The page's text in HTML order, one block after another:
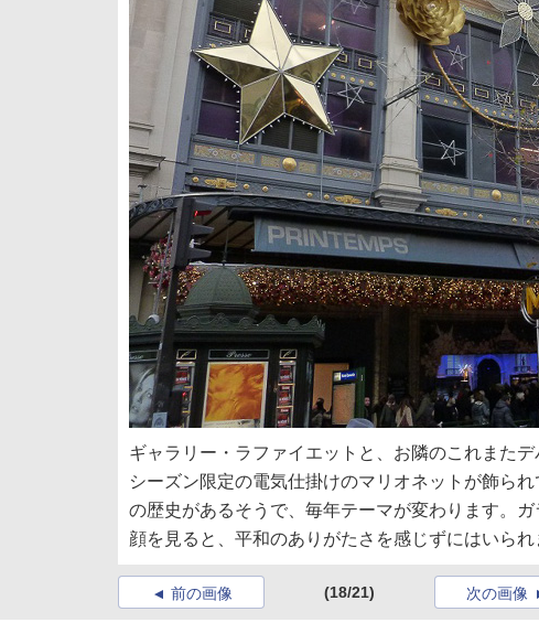
ギャラリー・ラファイエットと、お隣のこれまた
シーズン限定の電気仕掛けのマリオネットが飾ら
の歴史があるそうで、毎年テーマが変わります。
顔を見ると、平和のありがたさを感じずにはいられ
前の画像 (18/21) 次の画像